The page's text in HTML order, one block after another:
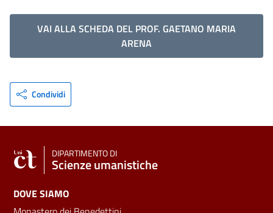
VAI ALLA SCHEDA DEL PROF. GAETANO MARIA
ARENA
Condividi
DIPARTIMENTO DI
Scienze umanistiche
DOVE SIAMO